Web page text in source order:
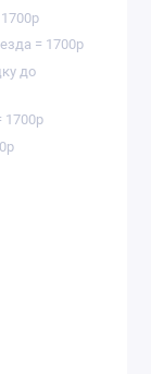
= 1700р
до
1700р